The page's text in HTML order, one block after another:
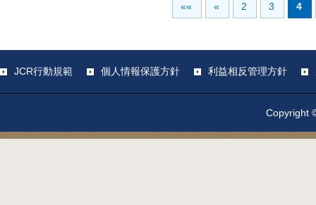
«« « 2 3 4
JCR行動規範 個人情報保護方針 利益相反管理方針
Copyright